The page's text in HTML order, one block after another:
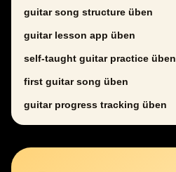
guitar song structure üben
guitar lesson app üben
self-taught guitar practice üben
first guitar song üben
guitar progress tracking üben